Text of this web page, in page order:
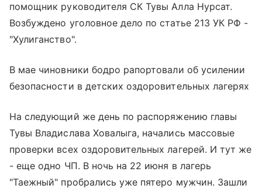
помощник руководителя СК Тувы Алла Нурсат.
Возбуждено уголовное дело по статье 213 УК РФ -
"Хулиганство".
В мае чиновники бодро рапортовали об усилении
безопасности в детских оздоровительных лагерях
На следующий же день по распоряжению главы
Тувы Владислава Ховалыга, начались массовые
проверки всех оздоровительных лагерей. И тут же
- еще одно ЧП. В ночь на 22 июня в лагерь
"Таежный" пробрались уже пятеро мужчин. Зашли